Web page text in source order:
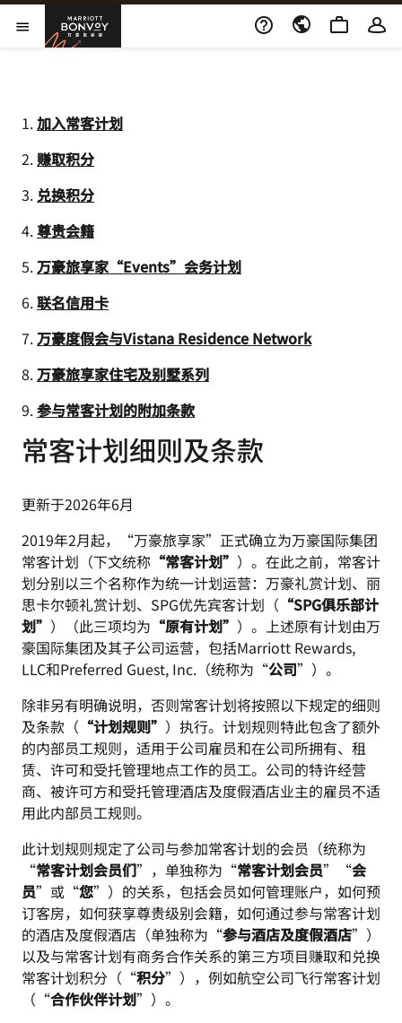
Skip to Content
打开菜单
万豪旅享家
1.加入常客计划
2.赚取积分
3.兑换积分
4.尊贵会籍
5.万豪旅享家“Events”会务计划
6.联名信用卡
7.万豪度假会与Vistana Residence Network
8.万豪旅享家住宅及别墅系列
9.参与常客计划的附加条款
常客计划细则及条款
更新于2026年6月
2019年2月起，“万豪旅享家”正式确立为万豪国际集团
常客计划（下文统称 “常客计划” ）。在此之前，常客计
划分别以三个名称作为统一计划运营：万豪礼赏计划、丽
思卡尔顿礼赏计划、SPG优先宾客计划（ “SPG俱乐部计
划” ）（此三项均为 “原有计划” ）。上述原有计划由万
豪国际集团及其子公司运营，包括Marriott Rewards,
LLC和Preferred Guest, Inc.（统称为“公司”）。
除非另有明确说明，否则常客计划将按照以下规定的细则
及条款（ “计划规则” ）执行。计划规则特此包含了额外
的内部员工规则，适用于公司雇员和在公司所拥有、租
赁、许可和受托管理地点工作的员工。公司的特许经营
商、被许可方和受托管理酒店及度假酒店业主的雇员不适
用此内部员工规则。
此计划规则规定了公司与参加常客计划的会员（统称为
“常客计划会员们”，单独称为“常客计划会员”“会
员”或“您”）的关系，包括会员如何管理账户，如何预
订客房，如何获享尊贵级别会籍，如何通过参与常客计划
的酒店及度假酒店（单独称为“参与酒店及度假酒店”）
以及与常客计划有商务合作关系的第三方项目赚取和兑换
常客计划积分（“积分”），例如航空公司飞行常客计划
（“合作伙伴计划”）。